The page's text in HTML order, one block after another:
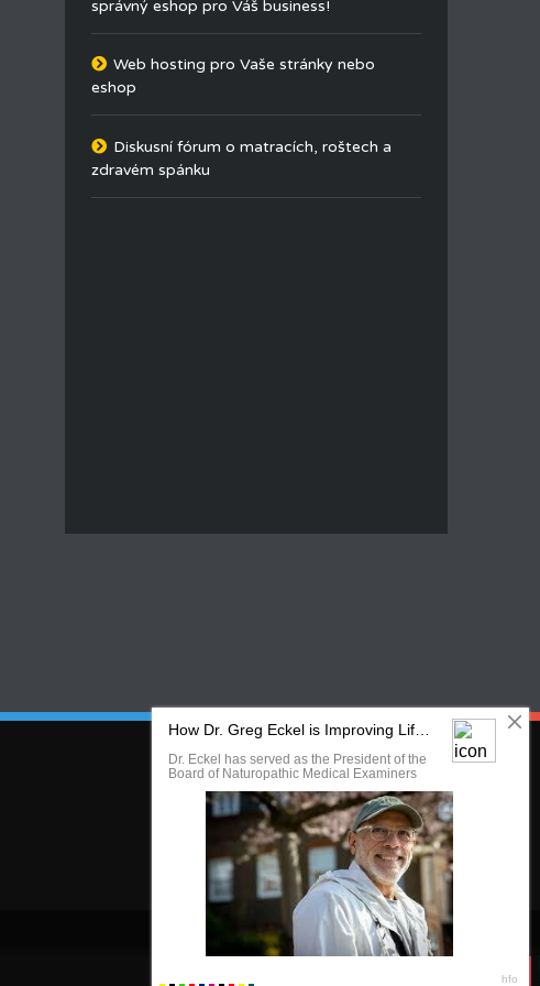
správný eshop pro Váš business!
Web hosting pro Vaše stránky nebo
eshop
Diskusní fórum o matracích, roštech a
zdravém spánku
Sledujte nás
Rozumím